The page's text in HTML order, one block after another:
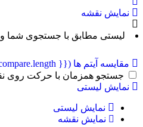
نمایش نقشه
لیستی مطابق با جستجوی شما
مقایسه آیتم ها ({{ compare.length }})
جستجو همزمان با حرکت روی
نمایش لیستی
نمایش لیستی
نمایش نقشه